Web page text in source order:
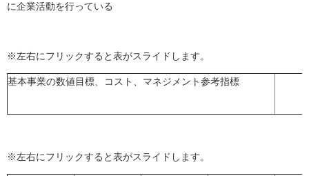
に企業活動を行っている
※左右にフリックすると表がスライドします。
基本事業の数値目標、コスト、マネジメント参考指標
※左右にフリックすると表がスライドします。